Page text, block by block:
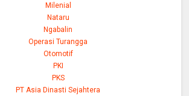
Milenial
Nataru
Ngabalin
Operasi Turangga
Otomotif
PKI
PKS
PT Asia Dinasti Sejahtera